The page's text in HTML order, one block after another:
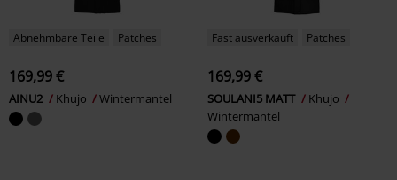
Abnehmbare Teile Patches
169,99 €
AINU2 Khujo Wintermantel
Fast ausverkauft Patches
169,99 €
SOULANI5 MATT
Khujo
Wintermantel